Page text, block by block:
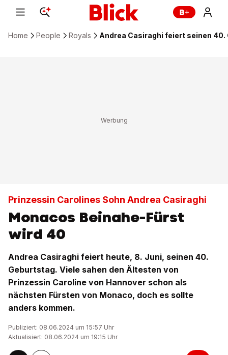
Home People Royals Andrea Casiraghi feiert seinen
Prinzessin Carolines Sohn Andrea Casiraghi
Monacos Beinahe-Fürst
wird 40
Andrea Casiraghi feiert heute, 8. Juni, seinen 40.
Geburtstag. Viele sahen den Ältesten von
Prinzessin Caroline von Hannover schon als
nächsten Fürsten von Monaco, doch es sollte
anders kommen.
Publiziert: 08.06.2024 um 15:57 Uhr
Aktualisiert: 08.06.2024 um 19:15 Uhr